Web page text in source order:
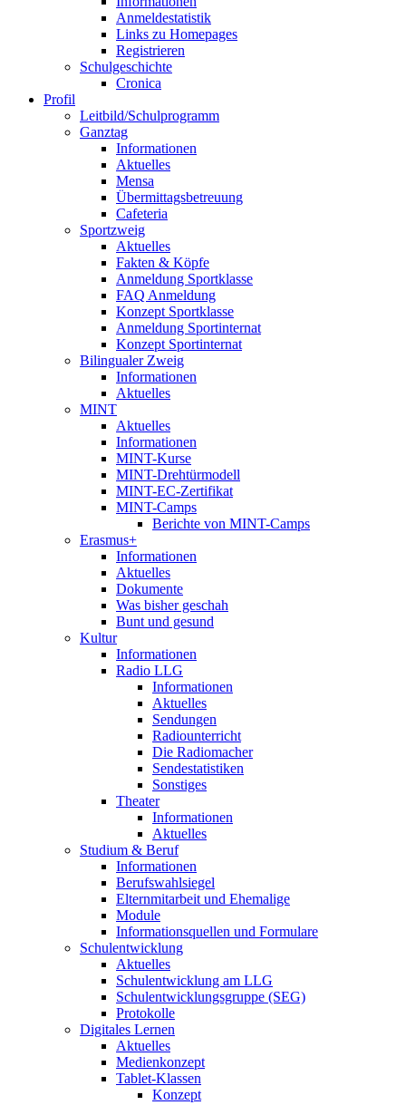
Anmeldestatistik
Links zu Homepages
Registrieren
Schulgeschichte
Cronica
Profil
Leitbild/Schulprogramm
Ganztag
Informationen
Aktuelles
Mensa
Übermittagsbetreuung
Cafeteria
Sportzweig
Aktuelles
Fakten & Köpfe
Anmeldung Sportklasse
FAQ Anmeldung
Konzept Sportklasse
Anmeldung Sportinternat
Konzept Sportinternat
Bilingualer Zweig
Informationen
Aktuelles
MINT
Aktuelles
Informationen
MINT-Kurse
MINT-Drehtürmodell
MINT-EC-Zertifikat
MINT-Camps
Berichte von MINT-Camps
Erasmus+
Informationen
Aktuelles
Dokumente
Was bisher geschah
Bunt und gesund
Kultur
Informationen
Radio LLG
Informationen
Aktuelles
Sendungen
Radiounterricht
Die Radiomacher
Sendestatistiken
Sonstiges
Theater
Informationen
Aktuelles
Studium & Beruf
Informationen
Berufswahlsiegel
Elternmitarbeit und Ehemalige
Module
Informationsquellen und Formulare
Schulentwicklung
Aktuelles
Schulentwicklung am LLG
Schulentwicklungsgruppe (SEG)
Protokolle
Digitales Lernen
Aktuelles
Medienkonzept
Tablet-Klassen
Konzept